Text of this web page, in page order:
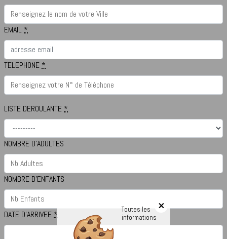
Toutes les
informations
EMAIL *
TELEPHONE *
LISTE DEROULANTE *
NOMBRE D'ADULTES
NOMBRE D'ENFANTS
DATE D'ARRIVEE *